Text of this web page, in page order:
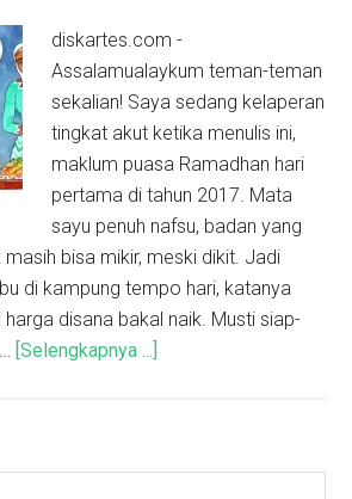
diskartes.com -
Assalamualaykum teman-teman
sekalian! Saya sedang kelaperan
tingkat akut ketika menulis ini,
maklum puasa Ramadhan hari
pertama di tahun 2017. Mata
sayu penuh nafsu, badan yang
bisa mikir, meski dikit. Jadi
di kampung tempo hari, katanya
harga disana bakal naik. Musti siap-
[Selengkapnya ...]